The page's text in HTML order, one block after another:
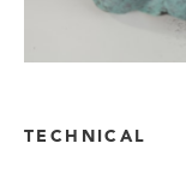
TECHNICAL